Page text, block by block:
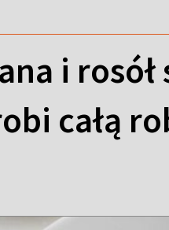
i
całą